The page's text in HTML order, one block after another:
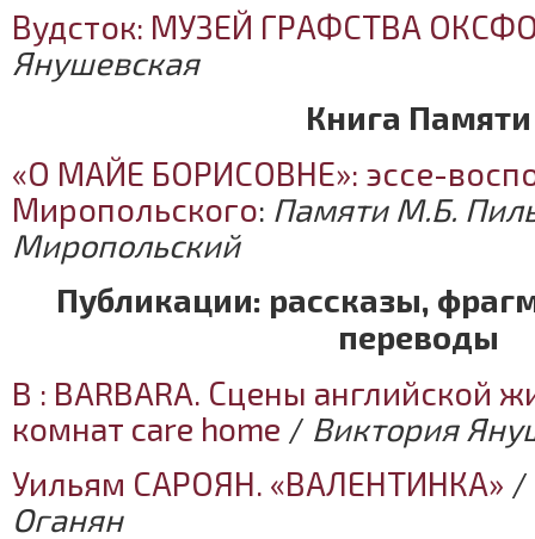
Вудсток: МУЗЕЙ ГРАФСТВА
Янушевская
Книга Памяти
«О МАЙЕ БОРИСОВНЕ»: эссе-
Миропольского: Памяти М.Б.
Миропольский
Публикации: рассказы,
переводы
B : BARBARA. Сцены английской
комнат care home / Виктория
Уильям САРОЯН. «ВАЛЕНТИНКА» /
Оганян